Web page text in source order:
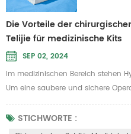
Die Vorteile der
Telijie für medizinische Kits
SEP 02, 2024
Im medizinischen Bereich stehen
Um eine saubere und sichere
hat Telijie ein Einweg-
Netzbaumwolle eingeführt. Dieses
Standards und bietet zahlreiche
STICHWORTE :